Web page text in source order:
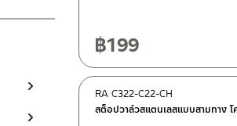
฿199
สต็อปวาล์วสแตนเลสแบบสามทาง โ
RA C322-C22-CH